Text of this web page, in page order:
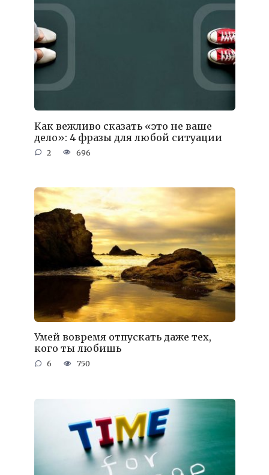
Как вежливо сказать «это не ваше
дело»: 4 фразы для любой ситуации
2 696
Умей вовремя отпускать даже тех,
кого ты любишь
6 750